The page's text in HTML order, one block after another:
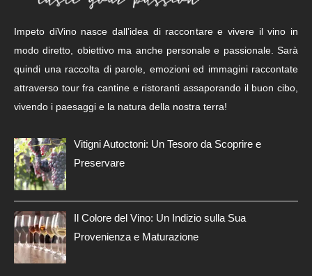
Impeto diVino nasce dall’idea di raccontare e vivere il vino in
modo diretto, obiettivo ma anche personale e passionale. Sarà
quindi una raccolta di parole, emozioni ed immagini raccontate
attraverso tour fra cantine e ristoranti assaporando il buon cibo,
vivendo i paesaggi e la natura della nostra terra!
Vitigni Autoctoni: Un Tesoro da Scoprire e
Preservare
Il Colore del Vino: Un Indizio sulla Sua
Provenienza e Maturazione